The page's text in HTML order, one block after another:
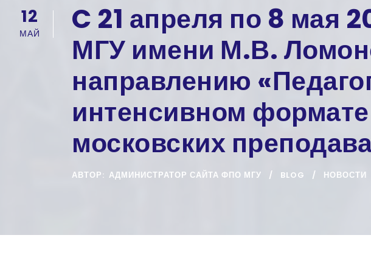
12
МАЙ
C 21 апреля по 8 мая
МГУ имени М.В.
направлению
интенсивном
московских
АВТОР: АДМИНИСТРАТОР САЙТА ФПО МГУ BLOG НОВОСТИ